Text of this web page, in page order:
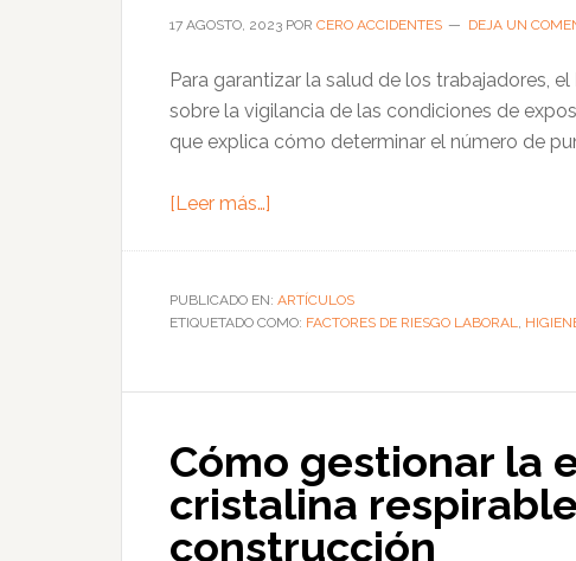
17 AGOSTO, 2023 POR CERO ACCIDENTES DEJA UN
Para garantizar la salud de los trabajadores, el
sobre la vigilancia de las condiciones de
que explica cómo determinar el número de
[Leer más…]
determinar
y
los
de
medición
del
ruido
PUBLICADO EN: ARTÍCULOS
ETIQUETADO COMO: FACTORES DE RIESGO LABORAL,
Cómo gestionar la
cristalina
construcción